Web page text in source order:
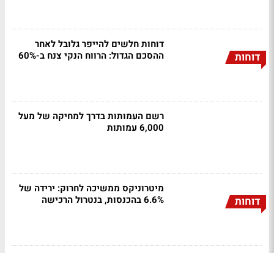
דוחות
דוחות חלשים להייפר גלובל לאחר
ההסכם הגדול: הרווח הנקי צנח ב-60%
רשם העמותות בדרך למחיקה של מעל
6,000 עמותות
דוחות
מיטרוניקס ממשיכה לחרוק: ירידה של
6.6% בהכנסות, בנטרול הרכישה